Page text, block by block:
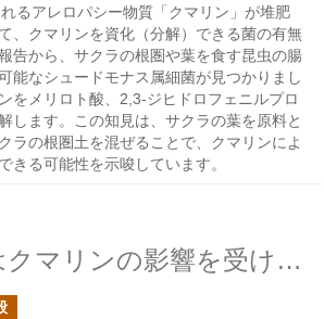
るアレロパシー物質「クマリン」が堆肥
、クマリンを資化（分解）できる菌の有無
告から、サクラの根圏や葉を食す昆虫の腸
能なシュードモナス属細菌が見つかりまし
をメリロト酸、2,3-ジヒドロフェニルプロ
します。この知見は、サクラの葉を原料と
ラの根圏土を混ぜることで、クマリンによ
きる可能性を示唆しています。
サクラの葉はクマリンの影響を受けないのか？